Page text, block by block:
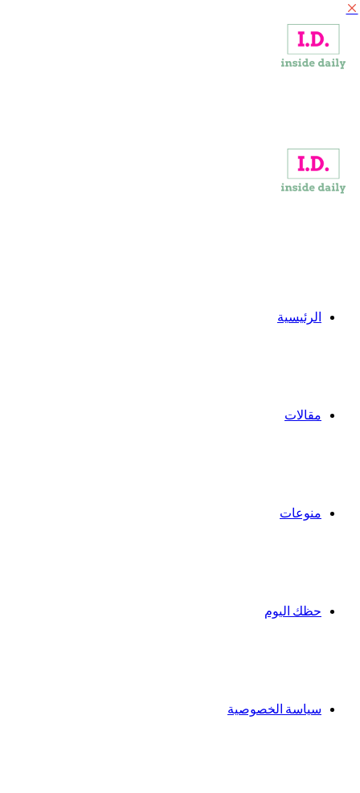
القائمة
الرئيسية
مقالات
منوعات
حظك اليوم
سياسة الخصوصية